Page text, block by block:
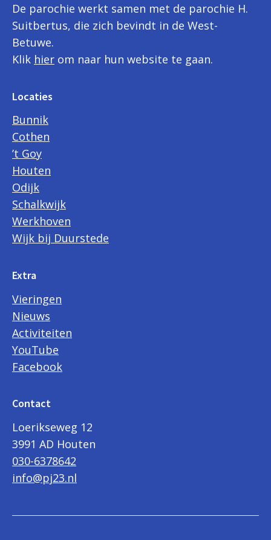
De parochie werkt samen met de parochie H.
Suitbertus, die zich bevindt in de West-
Betuwe.
Klik hier om naar hun website te gaan.
Locaties
Bunnik
Cothen
’t Goy
Houten
Odijk
Schalkwijk
Werkhoven
Wijk bij Duurstede
Extra
Vieringen
Nieuws
Activiteiten
YouTube
Facebook
Contact
Loerikseweg 12
3991 AD Houten
030-6378642
info@pj23.nl